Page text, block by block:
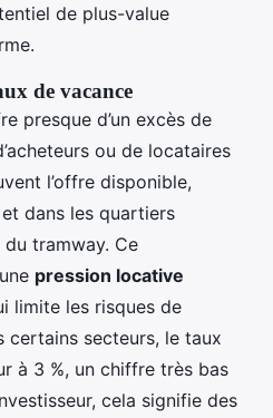
de plus-value
de vacance
presque d’un excès de
ou de locataires
l’offre disponible,
dans les quartiers
tramway. Ce
pression locative
limite les risques de
certains secteurs, le taux
à 3 %, un chiffre très bas
cela signifie des